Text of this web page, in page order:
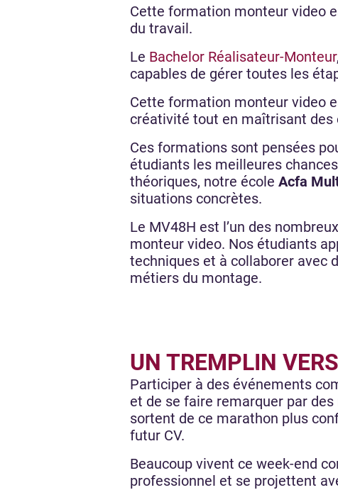
Cette formation monteur video
du travail.
Le Bachelor Réalisateur-Monteur
capables de gérer toutes les
Cette formation monteur video
créativité tout en maîtrisant des
Ces formations sont pensées
étudiants les meilleures
théoriques, notre école Acfa
situations concrètes.
Le MV48H est l’un des
monteur video. Nos étudiants
techniques et à collaborer avec
métiers du montage.
UN TREMPLIN
Participer à des événements
et de se faire remarquer par
sortent de ce marathon plus
futur CV.
Beaucoup vivent ce week-end
professionnel et se projettent